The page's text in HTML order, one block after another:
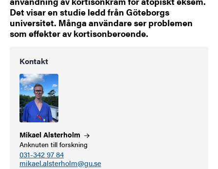
Det visar en studie ledd från Göteborgs
universitet. Många användare ser problemen
som effekter av kortisonberoende.
Kontakt
MikaelAlsterholm
Anknuten till forskning
031-342 97 84
mikael.alsterholm@gu.se